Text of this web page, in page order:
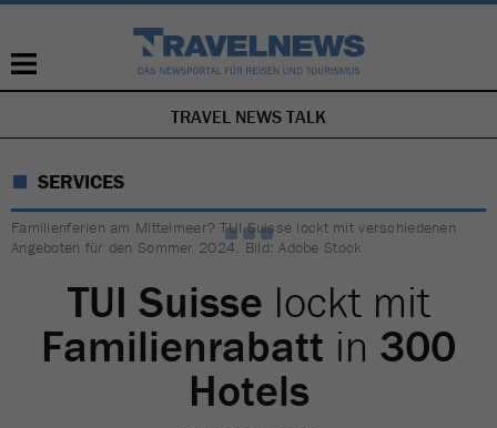
NAVIGATION
ÜBERSPRINGEN
TRAVEL NEWS TALK
SERVICES
Familienferien am Mittelmeer? TUI Suisse lockt mit verschiedenen
Angeboten für den Sommer 2024. Bild: Adobe Stock
TUI Suisse lockt mit
Familienrabatt in 300
Hotels